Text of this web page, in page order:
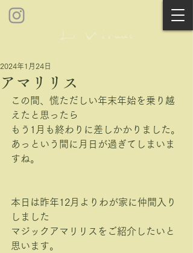
アマリリス
2024年1月24日
この間、慌ただしい年末年始を乗り越
えたと思ったら
もう1月も終わりに差しかかりました。
あっという間に月日が過ぎてしまいま
すね。
本日は昨年12月よりわが家に仲間入り
しました
マジックアマリリスをご紹介したいと
思います。